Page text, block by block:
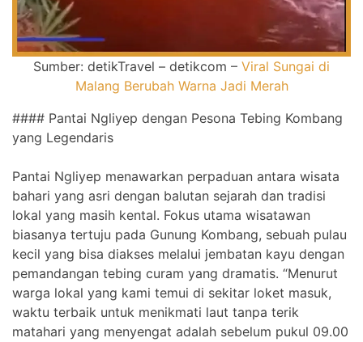
Sumber: detikTravel – detikcom – Viral Sungai di
Malang Berubah Warna Jadi Merah
#### Pantai Ngliyep dengan Pesona Tebing Kombang
yang Legendaris
Pantai Ngliyep menawarkan perpaduan antara wisata
bahari yang asri dengan balutan sejarah dan tradisi
lokal yang masih kental. Fokus utama wisatawan
biasanya tertuju pada Gunung Kombang, sebuah pulau
kecil yang bisa diakses melalui jembatan kayu dengan
pemandangan tebing curam yang dramatis. “Menurut
warga lokal yang kami temui di sekitar loket masuk,
waktu terbaik untuk menikmati laut tanpa terik
matahari yang menyengat adalah sebelum pukul 09.00